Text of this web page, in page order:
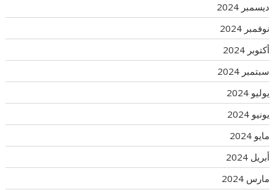
ديسمبر 2024
نوفمبر 2024
أكتوبر 2024
سبتمبر 2024
يوليو 2024
يونيو 2024
مايو 2024
أبريل 2024
مارس 2024